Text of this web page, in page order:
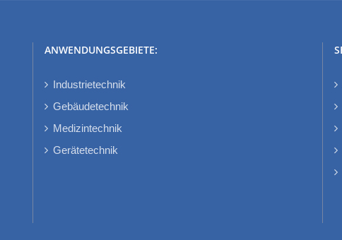
ANWENDUNGSGEBIETE:
Industrietechnik
Gebäudetechnik
Medizintechnik
Gerätetechnik